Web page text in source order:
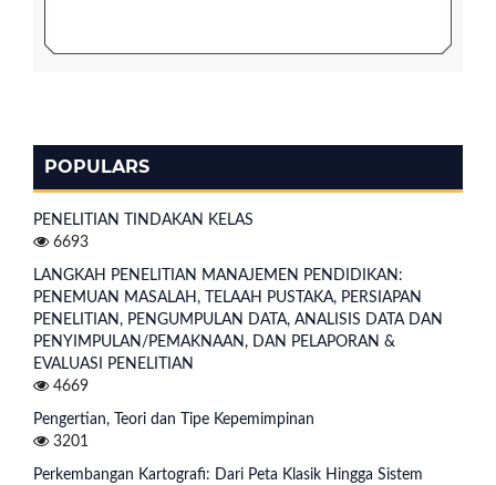
POPULARS
PENELITIAN TINDAKAN KELAS
6693
LANGKAH PENELITIAN MANAJEMEN PENDIDIKAN:
PENEMUAN MASALAH, TELAAH PUSTAKA, PERSIAPAN
PENELITIAN, PENGUMPULAN DATA, ANALISIS DATA DAN
PENYIMPULAN/PEMAKNAAN, DAN PELAPORAN &
EVALUASI PENELITIAN
4669
Pengertian, Teori dan Tipe Kepemimpinan
3201
Perkembangan Kartografi: Dari Peta Klasik Hingga Sistem